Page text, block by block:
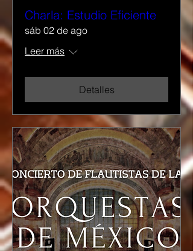
Charla: Estudio Eficiente
sáb 02 de ago
Leer más
Detalles